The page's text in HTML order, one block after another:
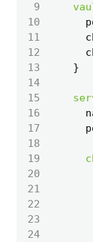
9
10
11
12
13
14
15
16
17
18
19
20
21
22
23
24